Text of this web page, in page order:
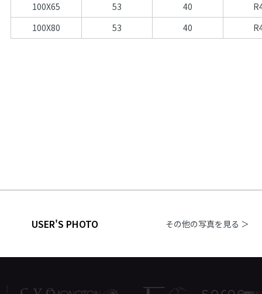
100X65
53 40
100X80
53 40
USER'S PHOTO その他の写真を見る ＞